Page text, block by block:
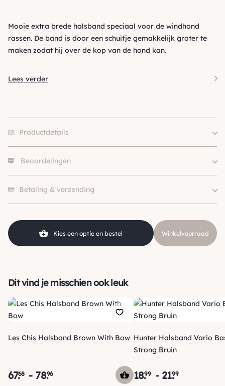
Mooie extra brede halsband speciaal voor de windhond
rassen. De band is door een schuifje gemakkelijk groter te
maken zodat hij over de kop van de hond kan.
Lees verder
Productdetails
Size
Merk
Fifi's Dog Fashion
Beoordelingen
Betaling & verzending
Kies een optie en bestel Winkelvoorraad
Dit vind je misschien ook leuk
Les Chis Halsband Brown With Bow
67.68 - 78.96
Hunter Halsband Vario
Strong Bruin
18.99 - 21.99